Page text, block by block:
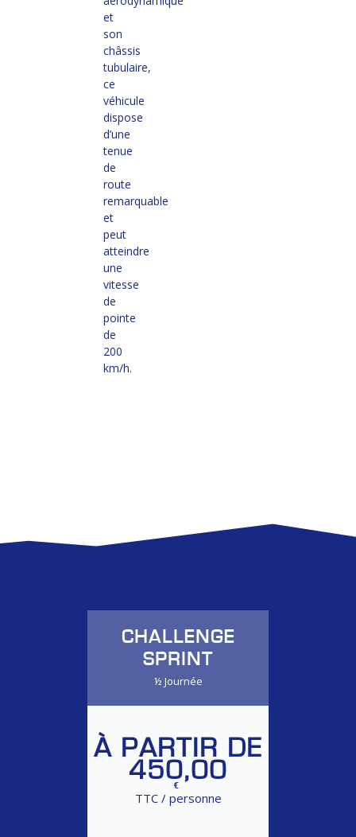
et
son
châssis
tubulaire,
ce
véhicule
dispose
d’une
tenue
de
route
remarquable
et
peut
atteindre
une
vitesse
de
pointe
de
200
km/h.
CHALLENGE
SPRINT
½ Journée
À PARTIR DE
450,00
€
TTC / personne